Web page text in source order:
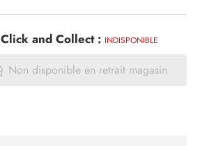
Click and Collect : INDISPONIBLE
Non disponible en retrait magasin